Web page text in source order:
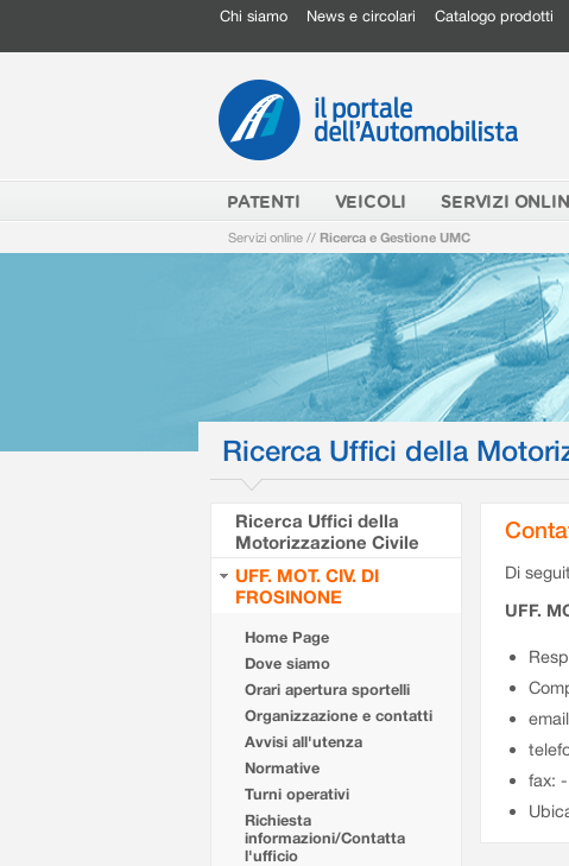
Chi siamo News e circolari Catalogo prodotti
PATENTI VEICOLI SERVIZI
Servizi online // Ricerca e Gestione UMC
Ricerca Uffici della
Ricerca Uffici della
Motorizzazione Civile
UFF. MOT. CIV. DI
FROSINONE
Home Page
Dove siamo
Orari apertura sportelli
Organizzazione e contatti
Avvisi all'utenza
Normative
Turni operativi
Richiesta
informazioni/Contatta
l'ufficio
Di
UFF.
fax: -